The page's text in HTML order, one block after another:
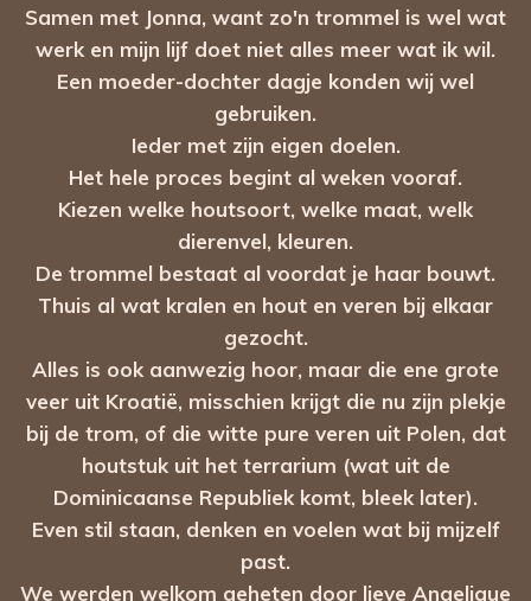
Samen met Jonna, want zo'n trommel is wel wat
werk en mijn lijf doet niet alles meer wat ik wil.
Een moeder-dochter dagje konden wij wel
gebruiken.
Ieder met zijn eigen doelen.
Het hele proces begint al weken vooraf.
Kiezen welke houtsoort, welke maat, welk
dierenvel, kleuren.
De trommel bestaat al voordat je haar bouwt.
Thuis al wat kralen en hout en veren bij elkaar
gezocht.
Alles is ook aanwezig hoor, maar die ene grote
veer uit Kroatië, misschien krijgt die nu zijn plekje
bij de trom, of die witte pure veren uit Polen, dat
houtstuk uit het terrarium (wat uit de
Dominicaanse Republiek komt, bleek later).
Even stil staan, denken en voelen wat bij mijzelf
past.
We werden welkom geheten door lieve Angelique